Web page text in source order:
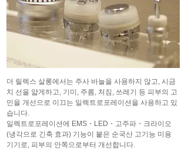
더 릴렉스 살롱에서는 주사 바늘을 사용하지 않고, 시금
치 선을 얇게하고, 기미, 주름, 처짐, 쓰레기 등 피부의 고
민을 개선으로 이끄는 일렉트로포레이션을 사용하고 있
습니다.
일렉트로포레이션에 EMS・LED・고주파・크라이오
(냉각으로 긴축 효과) 기능이 붙은 순국산 고기능 미용
기기로, 피부의 안쪽으로부터 개선합니다.